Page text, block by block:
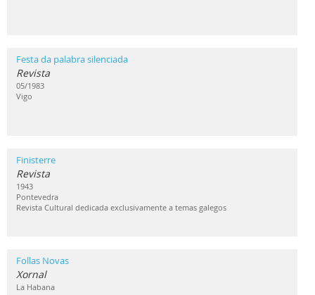
Festa da palabra silenciada
Revista
05/1983
Vigo
Finisterre
Revista
1943
Pontevedra
Revista Cultural dedicada exclusivamente a temas galegos
Follas Novas
Xornal
La Habana